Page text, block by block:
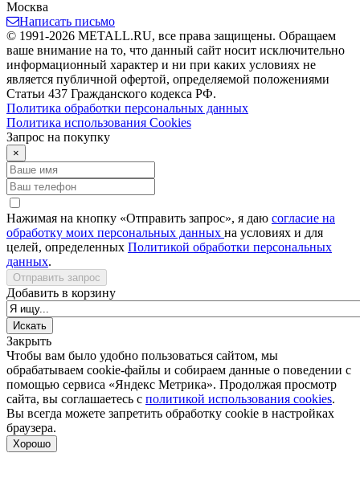
Москва
Написать письмо
© 1991-2026 METALL.RU, все права защищены. Обращаем
ваше внимание на то, что данный сайт носит исключительно
информационный характер и ни при каких условиях не
является публичной офертой, определяемой положениями
Статьи 437 Гражданского кодекса РФ.
Политика обработки персональных данных
Политика использования Сookies
Запрос на покупку
×
Нажимая на кнопку «Отправить запрос», я даю согласие на
обработку моих персональных данных на условиях и для
целей, определенных Политикой обработки персональных
данных.
Отправить запрос
Добавить в корзину
Закрыть
Чтобы вам было удобно пользоваться сайтом, мы
обрабатываем cookie-файлы и собираем данные о поведении с
помощью сервиса «Яндекс Метрика». Продолжая просмотр
сайта, вы соглашаетесь с политикой использования cookies.
Вы всегда можете запретить обработку cookie в настройках
браузера.
Хорошо